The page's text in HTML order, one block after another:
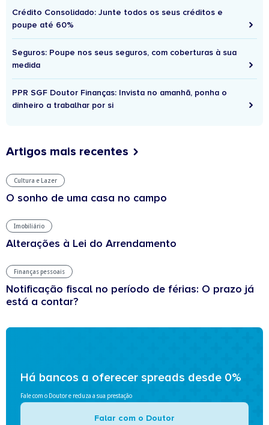
Crédito Consolidado: Junte todos os seus créditos e
poupe até 60%
Seguros: Poupe nos seus seguros, com coberturas à sua
medida
PPR SGF Doutor Finanças: Invista no amanhã, ponha o
dinheiro a trabalhar por si
Artigos mais recentes
Cultura e Lazer
O sonho de uma casa no campo
Imobiliário
Alterações à Lei do Arrendamento
Finanças pessoais
Notificação fiscal no período de férias: O prazo já
está a contar?
Há bancos a oferecer spreads desde 0%
Fale com o Doutor e reduza a sua prestação
Falar com o Doutor